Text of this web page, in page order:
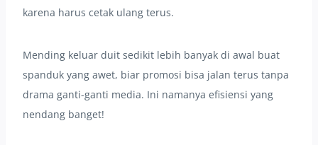
karena harus cetak ulang terus.
Mending keluar duit sedikit lebih banyak di awal buat
spanduk yang awet, biar promosi bisa jalan terus tanpa
drama ganti-ganti media. Ini namanya efisiensi yang
nendang banget!